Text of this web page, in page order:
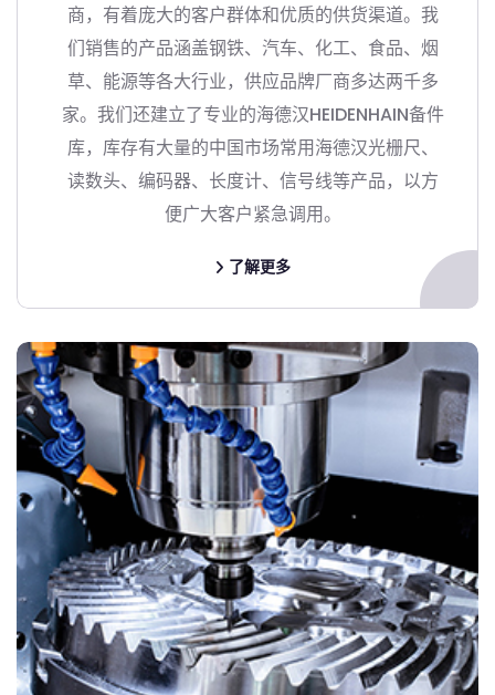
商，有着庞大的客户群体和优质的供货渠道。我
们销售的产品涵盖钢铁、汽车、化工、食品、烟
草、能源等各大行业，供应品牌厂商多达两千多
家。我们还建立了专业的海德汉HEIDENHAIN备件
库，库存有大量的中国市场常用海德汉光栅尺、
读数头、编码器、长度计、信号线等产品，以方
便广大客户紧急调用。
了解更多